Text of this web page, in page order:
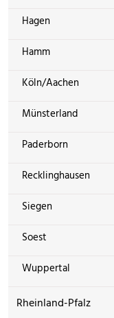
Hagen
Hamm
Köln/Aachen
Münsterland
Paderborn
Recklinghausen
Siegen
Soest
Wuppertal
Rheinland-Pfalz